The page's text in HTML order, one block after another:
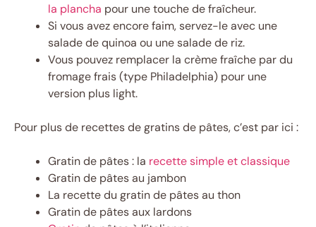
la plancha pour une touche de fraîcheur.
Si vous avez encore faim, servez-le avec une
salade de quinoa ou une salade de riz.
Vous pouvez remplacer la crème fraîche par du
fromage frais (type Philadelphia) pour une
version plus light.
Pour plus de recettes de gratins de pâtes, c’est par ici :
Gratin de pâtes : la recette simple et classique
Gratin de pâtes au jambon
La recette du gratin de pâtes au thon
Gratin de pâtes aux lardons